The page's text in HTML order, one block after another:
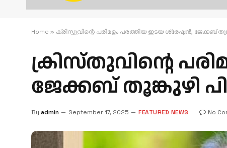
Home » ക്രിസ്തുവിന്റെ പരിമളം പരത്തിയ ഇടയ ശ്രേഷ്ടൻ, ജേക്കബ്
ക്രിസ്തുവിന്റെ
ജേക്കബ് തൂങ്കുഴി
By admin September 17, 2025 FEATURED NEWS No